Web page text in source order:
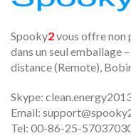
Spooky2vous offre non
dans un seul emballage
distance (Remote),
Skype:
Email:
Tel: 00-86-25-